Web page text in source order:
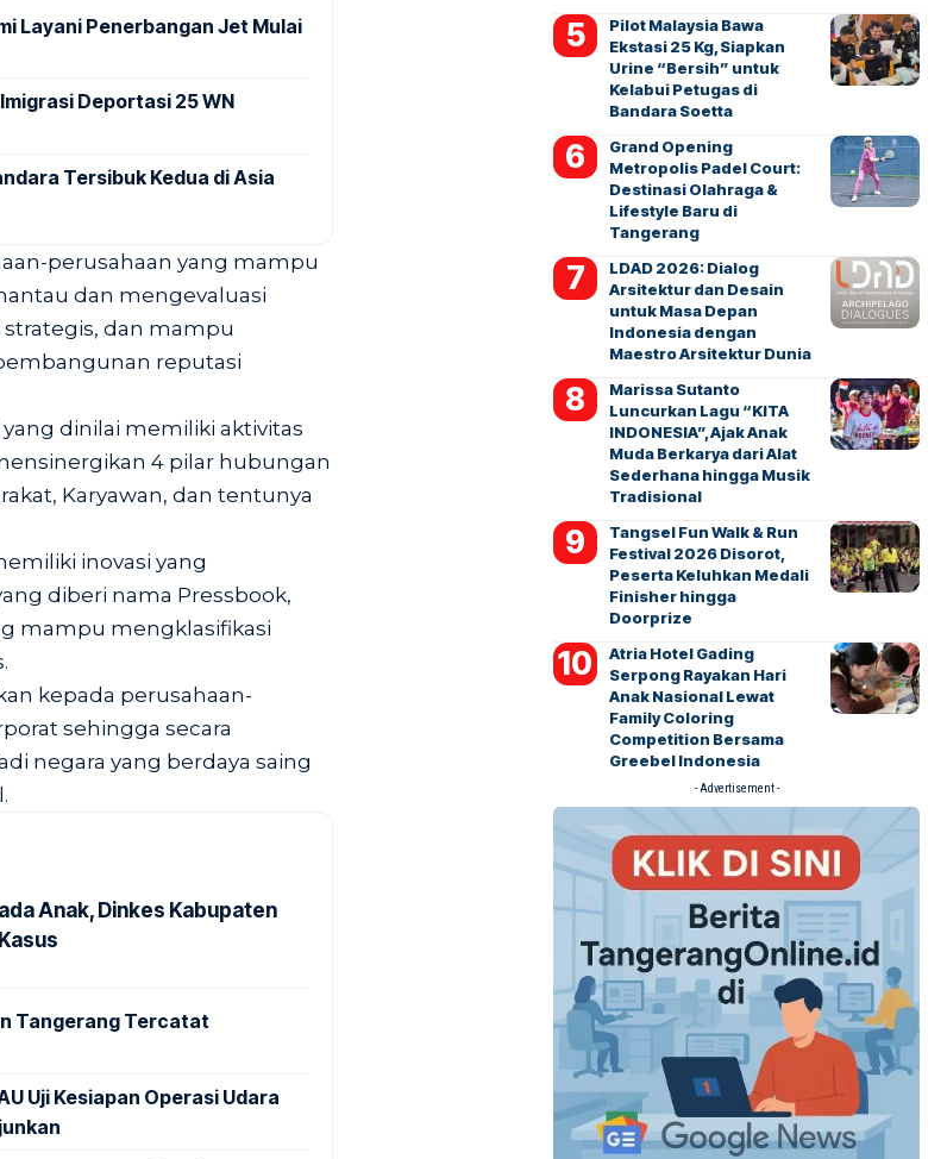
Layani Penerbangan Jet Mulai
Deportasi 25 WN
Tersibuk Kedua di Asia
perusahaan yang mampu
dan mengevaluasi
dan mampu
reputasi
dinilai memiliki aktivitas
4 pilar hubungan
Karyawan, dan tentunya
inovasi yang
diberi nama Pressbook,
mampu mengklasifikasi
kepada perusahaan-
sehingga secara
negara yang berdaya saing
Anak, Dinkes Kabupaten
Tangerang Tercatat
Uji Kesiapan Operasi Udara
Pilot Malaysia Bawa
Ekstasi 25 Kg, Siapkan
Urine “Bersih” untuk
Kelabui Petugas di
Bandara Soetta
Grand Opening
Metropolis Padel Court:
Destinasi Olahraga &
Lifestyle Baru di
Tangerang
LDAD 2026: Dialog
Arsitektur dan Desain
untuk Masa Depan
Indonesia dengan
Maestro Arsitektur Dunia
Marissa Sutanto
Luncurkan Lagu “KITA
INDONESIA”, Ajak Anak
Muda Berkarya dari Alat
Sederhana hingga Musik
Tradisional
Tangsel Fun Walk & Run
Festival 2026 Disorot,
Peserta Keluhkan Medali
Finisher hingga
Doorprize
Atria Hotel Gading
Serpong Rayakan Hari
Anak Nasional Lewat
Family Coloring
Competition Bersama
Greebel Indonesia
- Advertisement -